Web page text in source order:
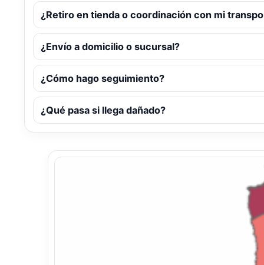
¿Retiro en tienda o coordinación con mi
¿Envío a domicilio o sucursal?
¿Cómo hago seguimiento?
¿Qué pasa si llega dañado?